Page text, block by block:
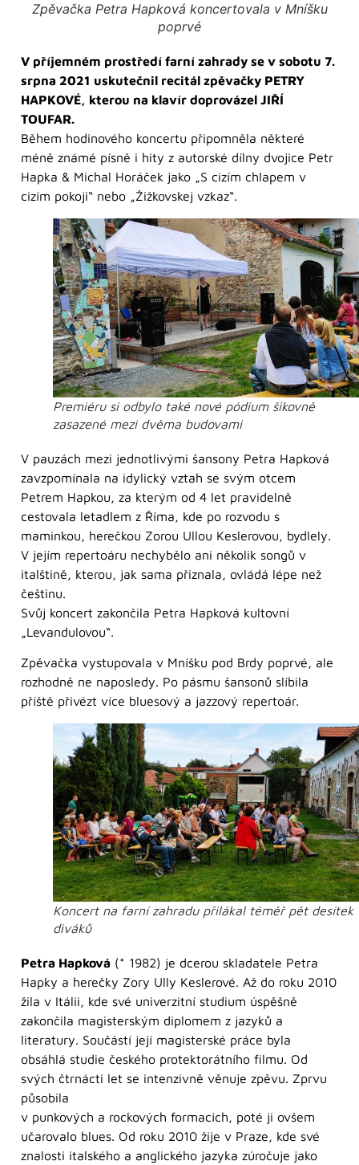
Zpěvačka Petra Hapková koncertovala v Mníšku
poprvé
V příjemném prostředí farní zahrady se v sobotu 7.
srpna 2021 uskutečnil recitál zpěvačky PETRY
HAPKOVÉ, kterou na klavír doprovázel JIŘÍ
TOUFAR.
Během hodinového koncertu připomněla některé
méně známé písně i hity z autorské dílny dvojice Petr
Hapka & Michal Horáček jako „S cizím chlapem v
cizím pokoji“ nebo „Žižkovskej vzkaz“.
Premiéru si odbylo také nové pódium šikovně
zasazené mezi dvěma budovami
V pauzách mezi jednotlivými šansony Petra Hapková
zavzpomínala na idylický vztah se svým otcem
Petrem Hapkou, za kterým od 4 let pravidelně
cestovala letadlem z Říma, kde po rozvodu s
maminkou, herečkou Zorou Ullou Keslerovou, bydlely.
V jejím repertoáru nechybělo ani několik songů v
italštině, kterou, jak sama přiznala, ovládá lépe než
češtinu.
Svůj koncert zakončila Petra Hapková kultovní
„Levandulovou“.
Zpěvačka vystupovala v Mníšku pod Brdy poprvé, ale
rozhodně ne naposledy. Po pásmu šansonů slíbila
příště přivézt více bluesový a jazzový repertoár.
Koncert na farní zahradu přilákal téměř pět desítek
diváků
Petra Hapková (* 1982) je dcerou skladatele Petra
Hapky a herečky Zory Ully Keslerové. Až do roku 2010
žila v Itálii, kde své univerzitní studium úspěšně
zakončila magisterským diplomem z jazyků a
literatury. Součástí její magisterské práce byla
obsáhlá studie českého protektorátního filmu. Od
svých čtrnácti let se intenzivně věnuje zpěvu. Zprvu
působila
v punkových a rockových formacích, poté ji ovšem
učarovalo blues. Od roku 2010 žije v Praze, kde své
znalosti italského a anglického jazyka zúročuje jako